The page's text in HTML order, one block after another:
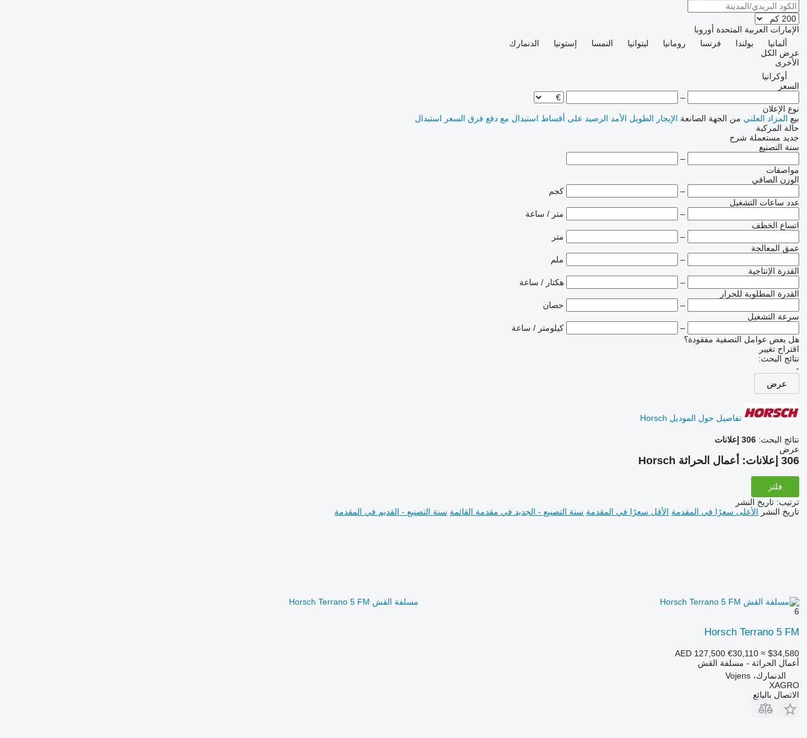
الإمارات العربية المتحدة أوروبا
ألمانيا
بولندا فرنسا رومانيا ليتوانيا النمسا إستونيا
الدنمارك
عرض الكل
الأخرى
أوكرانيا
السعر
–
نوع الإعلان
بيع المزاد العلني من الجهة الصانعة الإيجار الطويل الأمد الرصيد على أقساط استبدال مع دفع فرق السعر استبدال
حالة المركبة
جديد مستعملة شرح
سنة التصنيع
–
مواصفات
الوزن الصافي
–
كجم
عدد ساعات التشغيل
–
متر / ساعة
اتساع الخطف
–
متر
عمق المعالجة
–
ملم
القدرة الإنتاجية
–
هكتار / ساعة
القدرة المطلوبة للجرار
–
حصان
سرعة التشغيل
–
كيلومتر / ساعة
هل بعض عوامل التصفية مفقودة؟
اقتراح تغيير
نتائج البحث:
-
عرض
تفاصيل حول الموديل Horsch
نتائج البحث: 306 إعلانات
عرض
306 إعلانات: أعمال الحراثة Horsch
فلتر
ترتيب: تاريخ النشر
تاريخ النشر الأعلى سعرًا في المقدمة الأقل سعرًا في المقدمة سنة التصنيع - الجديد في مقدمة القائمة سنة التصنيع - القديم في المقدمة
مسلفة القش Horsch Terrano 5 FM
6
Horsch Terrano 5 FM
AED 127,500 €30,110 ≈ $34,580
أعمال الحراثة - مسلفة القش
الدنمارك، Vojens
XAGRO
الاتصال بالبائع